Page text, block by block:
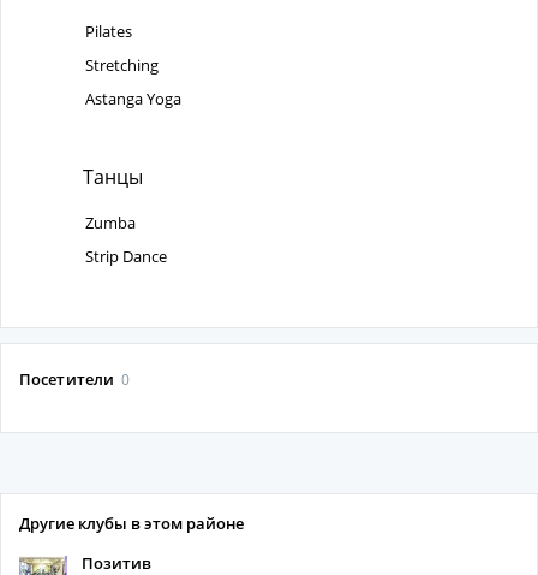
Pilates
Stretching
Astanga Yoga
Танцы
Zumba
Strip Dance
Посетители 0
Другие клубы в этом районе
Позитив